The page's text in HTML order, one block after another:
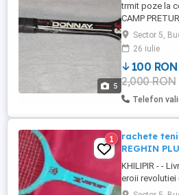
5
trmit poze la
CAMP
SAU EN
DUNLOP
- BABOLAT
camp -
racheta tenis
PIRATE 50
SENIOR WIDE
Sector 5,
26 iulie
100 RON
2,000 RON
Telefon
1
rachete
REGHIN
KHILIPIR - -
eroii revolutiei
localitati